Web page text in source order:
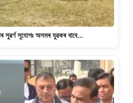
সুৱৰ্ণ সুযোগঃ অসমৰ যুৱকৰ বাবে…